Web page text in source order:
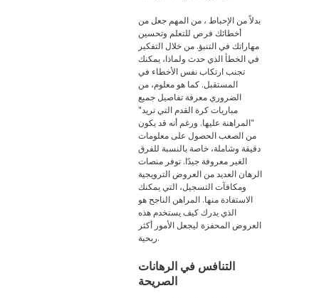
بدلاً من الإحباط ، من المهم جعل من
أخطائك فرص للتعلم وتحسين
مهاراتك في التنبؤ. من خلال التفكير
في الخطأ الذي حدث ولماذا، يمكنك
تجنب ارتكاب نفس الأخطاء في
المستقبل. كما هو معلوم، من
الضروري معرفة تفاصيل جميع
مباريات كرة القدم التي تريد"
"المراهنة عليها. ورغم أنه قد يكون
من الصعب الحصول على معلومات
دقيقة وشاملة، خاصة بالنسبة للفرق
الغير معروفة جيدًا. توفر منصات
الرهان العديد من العروض الترويجية
ومكافآت التسجيل، التي يمكنك
الاستفادة منها. المراهن الناجح هو
الذي يدرك كيف يستخدم هذه
العروض المحفزة ليجعل الأمور أكثر
ربحية.
التنافس في الرهانات
الصريحة